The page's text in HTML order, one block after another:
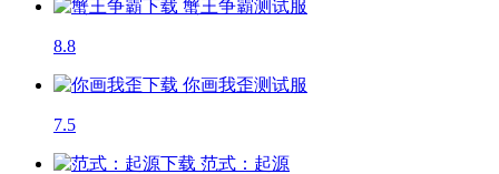
蟹王争霸测试服
8.8
你画我歪测试服
7.5
范式：起源